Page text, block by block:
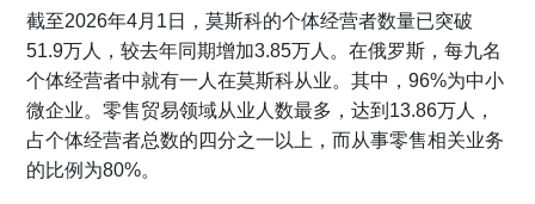
截至2026年4月1日，莫斯科的个体经营者数量已突破
51.9万人，较去年同期增加3.85万人。在俄罗斯，每九名
个体经营者中就有一人在莫斯科从业。其中，96%为中小
微企业。零售贸易领域从业人数最多，达到13.86万人，
占个体经营者总数的四分之一以上，而从事零售相关业务
的比例为80%。